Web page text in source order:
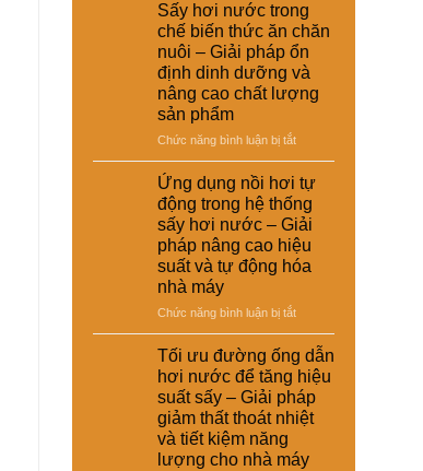
tái
chế
phục
vụ
sản
Giải
pháp
nâng
cao
chất
hiệu
suất
tái
chế
chi
phí
đầu
tư
giữa
nước
và
sấy
điện
–
giải
pháp
kinh
tế
cho
nhà
Sấy hơi nước trong
chế biến thức ăn chăn
nuôi – Giải pháp ổn
định dinh dưỡng và
nâng cao chất lượng
sản phẩm
Chức năng bình luận bị tắtở
hơi
nước
trong
chế
biến
thức
Giải
pháp
ổn
định
dưỡng
Ứng dụng nồi hơi tự
động trong hệ thống
sấy hơi nước – Giải
pháp nâng cao hiệu
suất và tự động hóa
nhà máy
Chức năng bình luận bị tắtở
dụng
nồi
hơi
tự
động
hệ
Tối ưu đường ống dẫn
hơi nước để tăng hiệu
suất sấy – Giải pháp
giảm thất thoát nhiệt
và tiết kiệm năng
lượng cho nhà máy